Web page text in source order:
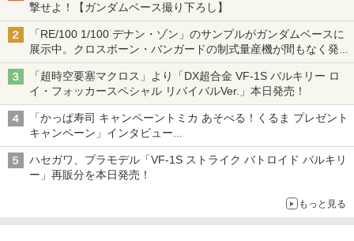
撃せよ！【ガンダムベース撮り下ろし】
「RE/100 1/100 デナン・ゾン」のサンプルがガンダムベースに
展示中。クロスボーン・バンガードの制式量産機が間もなく発送
【ガンダムベース撮り下ろし】
「超時空要塞マクロス」より「DX超合金 VF-1S バルキリー ロ
イ・フォッカースペシャル リバイバルVer.」本日発売！
「かっぱ寿司 キャンペーントミカ あそべる！くるま プレゼント
キャンペーン」インタビュー
子どもが楽しめるかっぱ寿司ならではの体験とコラボの楽しさを
追求
ハセガワ、プラモデル「VF-1S ストライク バトロイド バルキリ
ー」再販分を本日発売！
もっと見る